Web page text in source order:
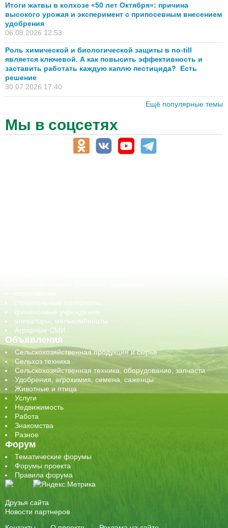
Итоги жатвы в колхозе «50 лет Октября»: причина
высокого урожая и эксперимент с припосевным внесением
удобрения
06.08.2026 12:53
Роль химической и биологической защиты в no-till
является ключевой. А как повысить эффективность и
заставить работать каждую каплю пестицида? Есть
решение
30.07.2026 17:40
Ещё популярные темы
Мы в соцсетях
строительные материалы
финансовые учреждения
элеваторы, мелькомбинаты
Аграрные СМИ
Объявления
Сельскохозяйственная продукция и сырье
Сельхоз техника
Сельскохозяйственная техника, оборудование, запчасти
Удобрения, агрохимия, семена, саженцы
Животные и птица
Услуги
Недвижимость
Работа
Знакомства
Разное
Форум
Тематические форумы
Форумы проекта
Правила форума
Друзья сайта
Новости партнеров